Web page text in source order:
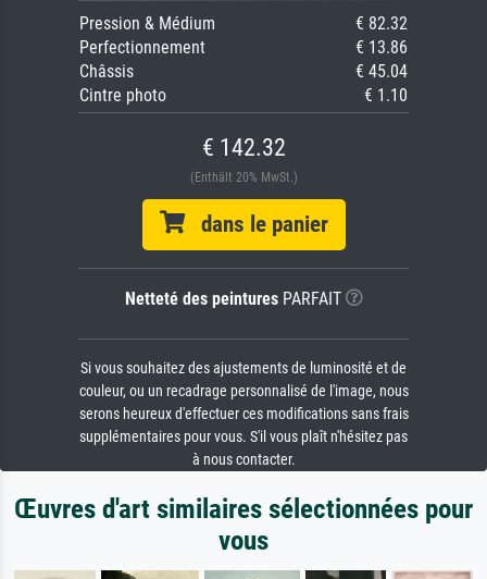
Pression & Médium
€ 82.32
Perfectionnement
€ 13.86
Châssis
€ 45.04
Cintre photo
€ 1.10
€ 142.32
(Enthält 20% MwSt.)
dans le panier
Netteté des peinturesPARFAIT
Si vous souhaitez des ajustements de luminosité et de
couleur, ou un recadrage personnalisé de l'image, nous
serons heureux d'effectuer ces modifications sans frais
supplémentaires pour vous. S'il vous plaît n'hésitez pas
à nous contacter.
Œuvres d'art similaires sélectionnées pour
vous